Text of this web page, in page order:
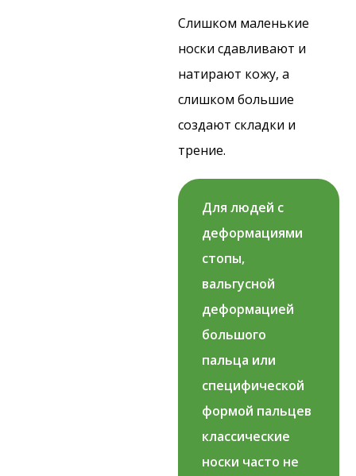
Слишком маленькие
носки сдавливают и
натирают кожу, а
слишком большие
создают складки и
трение.
Для людей с
деформациями
стопы,
вальгусной
деформацией
большого
пальца или
специфической
формой пальцев
классические
носки часто не